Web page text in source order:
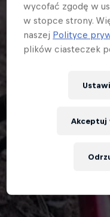
wycofać zgodę w
w stopce strony.
naszej Polityce
plików ciasteczek
Akceptuj